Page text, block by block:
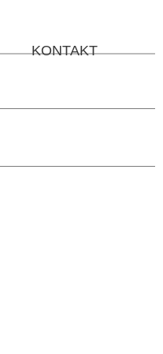
KONTAKT